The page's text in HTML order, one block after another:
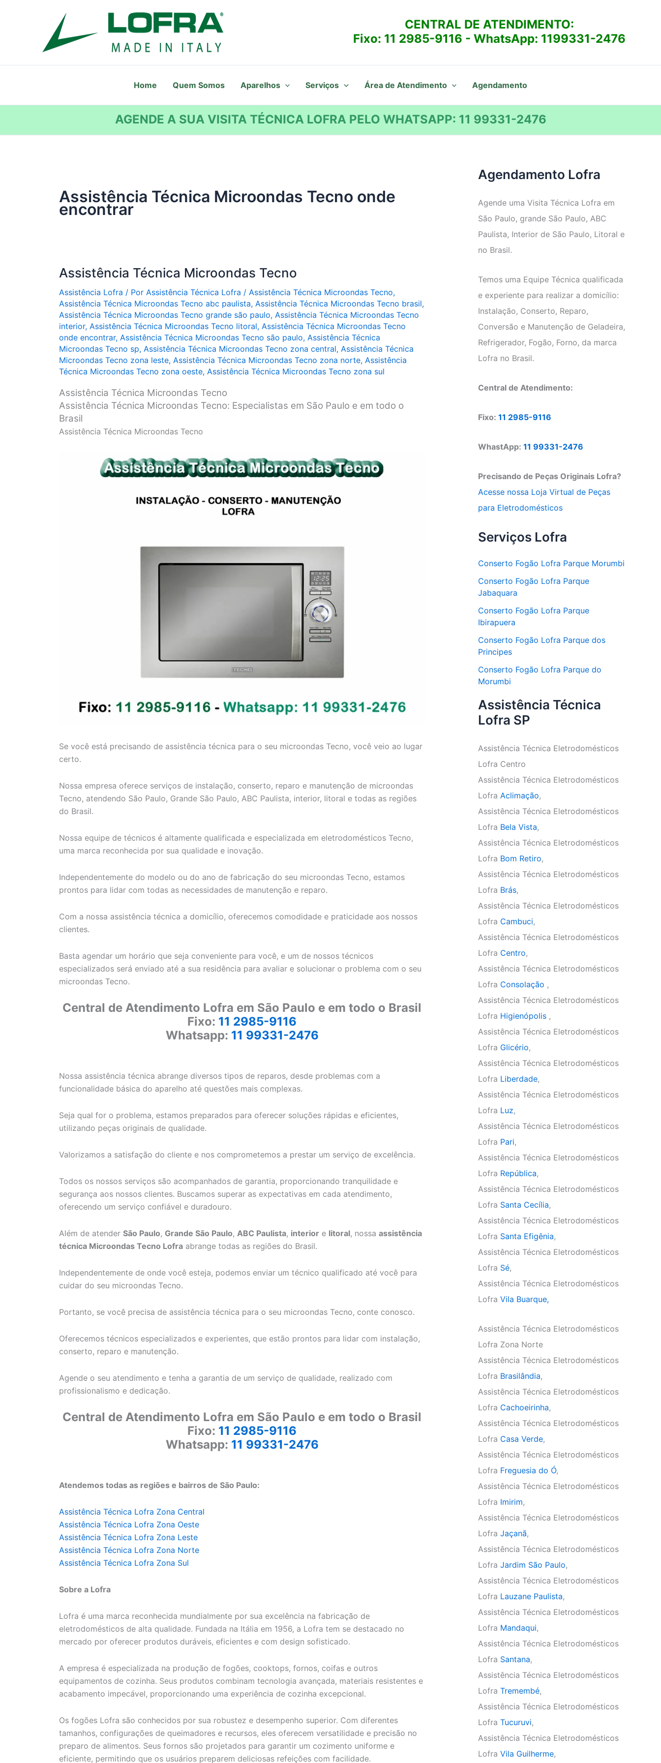
CENTRAL DE ATENDIMENTO:
Fixo: 11 2985-9116 - WhatsApp: 1199331-2476
Home Quem Somos Aparelhos Serviços Área de Atendimento Agendamento
AGENDE A SUA VISITA TÉCNICA LOFRA PELO WHATSAPP: 11 99331-2476
Assistência Técnica Microondas Tecno onde
encontrar
Assistência Técnica Microondas Tecno
Assistência Lofra / Por Assistência Técnica Lofra / Assistência Técnica Microondas Tecno,
Assistência Técnica Microondas Tecno abc paulista, Assistência Técnica Microondas Tecno brasil,
Assistência Técnica Microondas Tecno grande são paulo, Assistência Técnica Microondas Tecno
interior, Assistência Técnica Microondas Tecno litoral, Assistência Técnica Microondas Tecno
onde encontrar, Assistência Técnica Microondas Tecno são paulo, Assistência Técnica
Microondas Tecno sp, Assistência Técnica Microondas Tecno zona central, Assistência Técnica
Microondas Tecno zona leste, Assistência Técnica Microondas Tecno zona norte, Assistência
Técnica Microondas Tecno zona oeste, Assistência Técnica Microondas Tecno zona sul
Assistência Técnica Microondas Tecno
Assistência Técnica Microondas Tecno: Especialistas em São Paulo e em todo o
Brasil
Assistência Técnica Microondas Tecno
Se você está precisando de assistência técnica para o seu microondas Tecno, você veio ao lugar
certo.
Nossa empresa oferece serviços de instalação, conserto, reparo e manutenção de microondas
Tecno, atendendo São Paulo, Grande São Paulo, ABC Paulista, interior, litoral e todas as regiões
do Brasil.
Nossa equipe de técnicos é altamente qualificada e especializada em eletrodomésticos Tecno,
uma marca reconhecida por sua qualidade e inovação.
Independentemente do modelo ou do ano de fabricação do seu microondas Tecno, estamos
prontos para lidar com todas as necessidades de manutenção e reparo.
Com a nossa assistência técnica a domicílio, oferecemos comodidade e praticidade aos nossos
clientes.
Basta agendar um horário que seja conveniente para você, e um de nossos técnicos
especializados será enviado até a sua residência para avaliar e solucionar o problema com o seu
microondas Tecno.
Central de Atendimento Lofra em São Paulo e em todo o Brasil
Fixo: 11 2985-9116
Whatsapp: 11 99331-2476
Nossa assistência técnica abrange diversos tipos de reparos, desde problemas com a
funcionalidade básica do aparelho até questões mais complexas.
Seja qual for o problema, estamos preparados para oferecer soluções rápidas e eficientes,
utilizando peças originais de qualidade.
Valorizamos a satisfação do cliente e nos comprometemos a prestar um serviço de excelência.
Todos os nossos serviços são acompanhados de garantia, proporcionando tranquilidade e
segurança aos nossos clientes. Buscamos superar as expectativas em cada atendimento,
oferecendo um serviço confiável e duradouro.
Além de atender São Paulo, Grande São Paulo, ABC Paulista, interior e litoral, nossa assistência
técnica Microondas Tecno Lofra abrange todas as regiões do Brasil.
Independentemente de onde você esteja, podemos enviar um técnico qualificado até você para
cuidar do seu microondas Tecno.
Portanto, se você precisa de assistência técnica para o seu microondas Tecno, conte conosco.
Oferecemos técnicos especializados e experientes, que estão prontos para lidar com instalação,
conserto, reparo e manutenção.
Agende o seu atendimento e tenha a garantia de um serviço de qualidade, realizado com
profissionalismo e dedicação.
Central de Atendimento Lofra em São Paulo e em todo o Brasil
Fixo: 11 2985-9116
Whatsapp: 11 99331-2476
Atendemos todas as regiões e bairros de São Paulo:
Assistência Técnica Lofra Zona Central
Assistência Técnica Lofra Zona Oeste
Assistência Técnica Lofra Zona Leste
Assistência Técnica Lofra Zona Norte
Assistência Técnica Lofra Zona Sul
Sobre a Lofra
Lofra é uma marca reconhecida mundialmente por sua excelência na fabricação de
eletrodomésticos de alta qualidade. Fundada na Itália em 1956, a Lofra tem se destacado no
mercado por oferecer produtos duráveis, eficientes e com design sofisticado.
A empresa é especializada na produção de fogões, cooktops, fornos, coifas e outros
equipamentos de cozinha. Seus produtos combinam tecnologia avançada, materiais resistentes e
acabamento impecável, proporcionando uma experiência de cozinha excepcional.
Os fogões Lofra são conhecidos por sua robustez e desempenho superior. Com diferentes
tamanhos, configurações de queimadores e recursos, eles oferecem versatilidade e precisão no
preparo de alimentos. Seus fornos são projetados para garantir um cozimento uniforme e
eficiente, permitindo que os usuários preparem deliciosas refeições com facilidade.
Agendamento Lofra
Agende uma Visita Técnica Lofra em
São Paulo, grande São Paulo, ABC
Paulista, Interior de São Paulo, Litoral e
no Brasil.
Temos uma Equipe Técnica qualificada
e experiente para realizar a domicílio:
Instalação, Conserto, Reparo,
Conversão e Manutenção de Geladeira,
Refrigerador, Fogão, Forno, da marca
Lofra no Brasil.
Central de Atendimento:
Fixo: 11 2985-9116
WhastApp: 11 99331-2476
Precisando de Peças Originais Lofra?
Acesse nossa Loja Virtual de Peças
para Eletrodomésticos
Serviços Lofra
Conserto Fogão Lofra Parque Morumbi
Conserto Fogão Lofra Parque
Jabaquara
Conserto Fogão Lofra Parque
Ibirapuera
Conserto Fogão Lofra Parque dos
Principes
Conserto Fogão Lofra Parque do
Morumbi
Assistência Técnica
Lofra SP
Assistência Técnica Eletrodomésticos
Lofra Centro
Assistência Técnica Eletrodomésticos
Lofra Aclimação,
Assistência Técnica Eletrodomésticos
Lofra Bela Vista,
Assistência Técnica Eletrodomésticos
Lofra Bom Retiro,
Assistência Técnica Eletrodomésticos
Lofra Brás,
Assistência Técnica Eletrodomésticos
Lofra Cambuci,
Assistência Técnica Eletrodomésticos
Lofra Centro,
Assistência Técnica Eletrodomésticos
Lofra Consolação ,
Assistência Técnica Eletrodomésticos
Lofra Higienópolis ,
Assistência Técnica Eletrodomésticos
Lofra Glicério,
Assistência Técnica Eletrodomésticos
Lofra Liberdade,
Assistência Técnica Eletrodomésticos
Lofra Luz,
Assistência Técnica Eletrodomésticos
Lofra Pari,
Assistência Técnica Eletrodomésticos
Lofra República,
Assistência Técnica Eletrodomésticos
Lofra Santa Cecília,
Assistência Técnica Eletrodomésticos
Lofra Santa Efigênia,
Assistência Técnica Eletrodomésticos
Lofra Sé,
Assistência Técnica Eletrodomésticos
Lofra Vila Buarque,
Assistência Técnica Eletrodomésticos
Lofra Zona Norte
Assistência Técnica Eletrodomésticos
Lofra Brasilândia,
Assistência Técnica Eletrodomésticos
Lofra Cachoeirinha,
Assistência Técnica Eletrodomésticos
Lofra Casa Verde,
Assistência Técnica Eletrodomésticos
Lofra Freguesia do Ó,
Assistência Técnica Eletrodomésticos
Lofra Imirim,
Assistência Técnica Eletrodomésticos
Lofra Jaçanã,
Assistência Técnica Eletrodomésticos
Lofra Jardim São Paulo,
Assistência Técnica Eletrodomésticos
Lofra Lauzane Paulista,
Assistência Técnica Eletrodomésticos
Lofra Mandaqui,
Assistência Técnica Eletrodomésticos
Lofra Santana,
Assistência Técnica Eletrodomésticos
Lofra Tremembé,
Assistência Técnica Eletrodomésticos
Lofra Tucuruvi,
Assistência Técnica Eletrodomésticos
Lofra Vila Guilherme,